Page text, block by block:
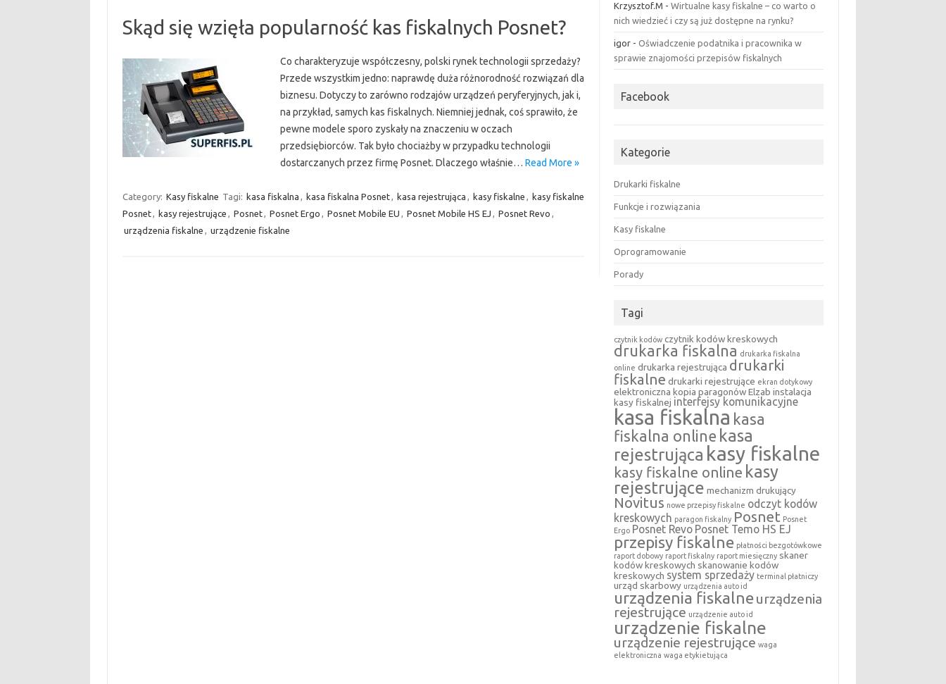
Skąd się wzięła popularność kas fiskalnych Posnet?
Co charakteryzuje współczesny, polski rynek technologii sprzedaży?
Przede wszystkim jedno: naprawdę duża różnorodność rozwiązań dla
biznesu. Dotyczy to zarówno rodzajów urządzeń peryferyjnych, jak i,
na przykład, samych kas fiskalnych. Niemniej jednak, coś sprawiło, że
pewne modele sporo zyskały na znaczeniu w oczach
przedsiębiorców. Tak było chociażby w przypadku technologii
dostarczanych przez firmę Posnet. Dlaczego właśnie… Read More »
Category: Kasy fiskalne Tagi: kasa fiskalna , kasa fiskalna Posnet, kasa rejestrująca , kasy fiskalne , kasy fiskalne
Posnet, kasy rejestrujące , Posnet, Posnet Ergo , Posnet Mobile EU , Posnet Mobile HS EJ , Posnet Revo ,
urządzenia fiskalne , urządzenie fiskalne
Krzysztof.M -Wirtualne kasy fiskalne – co warto o
nich wiedzieć i czy są już dostępne na rynku?
igor -Oświadczenie podatnika i pracownika w
sprawie znajomości przepisów fiskalnych
Facebook
Kategorie
Drukarki fiskalne
Funkcje i rozwiązania
Kasy fiskalne
Oprogramowanie
Porady
Tagi
czytnik kodów czytnik kodów kreskowych
drukarka fiskalna drukarka fiskalna
online drukarka rejestrująca drukarki
fiskalne drukarki rejestrujące ekran dotykowy
elektroniczna kopia paragonów Elzab instalacja
kasy fiskalnej interfejsy komunikacyjne
kasa fiskalna kasa
fiskalna online kasa
rejestrująca kasy fiskalne
kasy fiskalne online kasy
rejestrujące mechanizm drukujący
Novitus nowe przepisy fiskalne odczyt kodów
kreskowych paragon fiskalny Posnet Posnet
Ergo Posnet Revo Posnet Temo HS EJ
przepisy fiskalne płatności bezgotówkowe
raport dobowy raport fiskalny raport miesięczny skaner
kodów kreskowych skanowanie kodów
kreskowych system sprzedaży terminal płatniczy
urząd skarbowy urządzenia auto id
urządzenia fiskalneurządzenia
rejestrujące urządzenie auto id
urządzenie fiskalne
urządzenie rejestrujące waga
elektroniczna waga etykietująca